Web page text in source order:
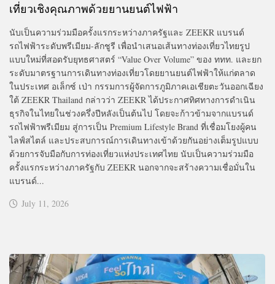
เที่ยวเชิงคุณภาพด้วยยานยนต์ไฟฟ้า
นับเป็นความร่วมมือครั้งแรกระหว่างภาครัฐและ ZEEKR แบรนด์
รถไฟฟ้าระดับพรีเมียม-ลักชูรี เพื่อนำเสนอเส้นทางท่องเที่ยวไทยรูป
แบบใหม่ที่สอดรับยุทธศาสตร์ “Value Over Volume” ของ ททท. และยก
ระดับมาตรฐานการเดินทางท่องเที่ยวโดยยานยนต์ไฟฟ้าให้แก่ตลาด
ในประเทศ อเล็กซ์ เป่า กรรมการผู้จัดการภูมิภาคเอเชียตะวันออกเฉียง
ใต้ ZEEKR Thailand กล่าวว่า ZEEKR ได้ประกาศทิศทางการดำเนิน
ธุรกิจในไทยในช่วงครึ่งปีหลังเป็นต้นไป โดยจะก้าวข้ามจากแบรนด์
รถไฟฟ้าพรีเมียม สู่การเป็น Premium Lifestyle Brand ที่เชื่อมโยงผู้คน
ไลฟ์สไตล์ และประสบการณ์การเดินทางเข้าด้วยกันอย่างเต็มรูปแบบ
ด้วยการจับมือกับการท่องเที่ยวแห่งประเทศไทย นับเป็นความร่วมมือ
ครั้งแรกระหว่างภาครัฐกับ ZEEKR นอกจากจะสร้างความเชื่อมั่นใน
แบรนด์...
July 11, 2026